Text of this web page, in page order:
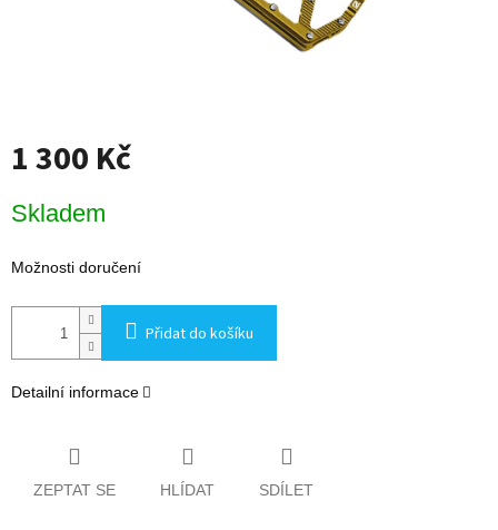
1 300 Kč
cena:
Skladem
Možnosti doručení
Přidat do košíku
Detailní informace
ZEPTAT SE HLÍDAT SDÍLET